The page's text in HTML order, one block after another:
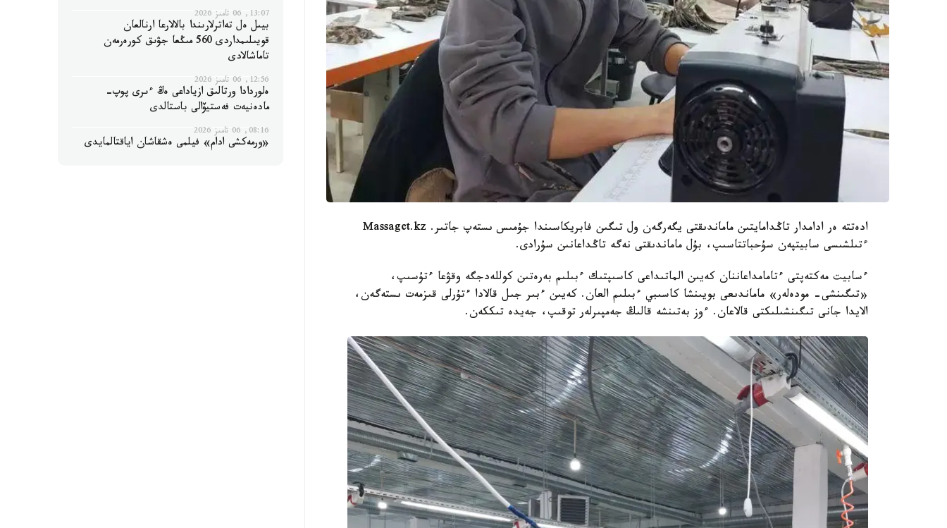
ادەتتە ەر ادامدار تاڭدامايتىن ماماندىقتى يگەرگەن ول تىگىن فابريكاسىندا جۇمىس ىستەپ جاتىر. Massaget.kz
ءتىلشىسى سابيتپەن سۇحباتتاسىپ، بۇل ماماندىقتى نەگە تاڭداعانىن سۇرادى.
ءسابيت مەكتەپتى ءتامامداعاننان كەيىن الماتىداعى كاسىپتىك ءبىلىم بەرەتىن كوللەدجگە وقۋعا ءتۇسىپ،
«تىگىنشى- مودەلەر» ماماندىعى بويىنشا كاسىبي ءبىلىم العان. كەيىن ءبىر جىل قالادا ءتۇرلى قىزمەت ىستەگەن،
الايدا جانى تىگىنشىلىكتى قالاعان. ءوز بەتىنشە قالىڭ جەمپىرلەر توقىپ، جەيدە تىككەن.
13:07, 06 تامىز 2026
بيىل ەل تەاترلارىندا بالالارعا ارنالعان
قويىلىمداردى 560 مىڭعا جۋىق كورەرمەن
تاماشالادى
12:56, 06 تامىز 2026
ەلوردادا ورتالىق ازياداعى ەڭ ءىرى پوپ-
مادەنيەت فەستيۆالى باستالدى
08:16, 06 تامىز 2026
«ورمەكشى ادام» فيلمى ەشقاشان اياقتالمايدى